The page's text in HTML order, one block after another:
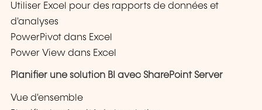
Utiliser Excel pour des rapports de données et
d'analyses
PowerPivot dans Excel
Power View dans Excel
Planifier une solution BI avec SharePoint Server
Vue d'ensemble